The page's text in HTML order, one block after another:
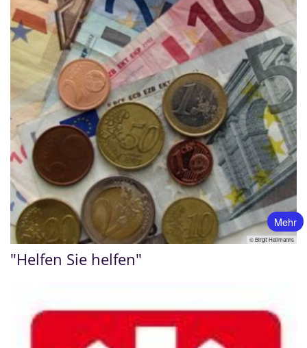
Mehr
© Birgit Hellmanns
"Helfen Sie helfen"